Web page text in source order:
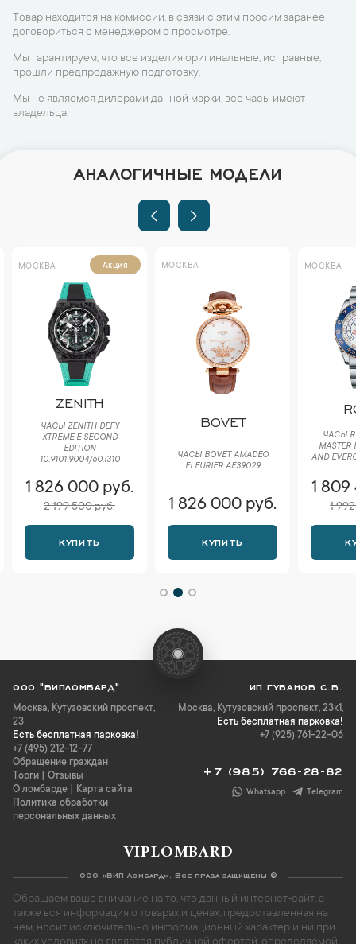
Товар находится на комиссии, в связи с этим просим заранее
договориться с менеджером о просмотре.
Мы гарантируем, что все изделия оригинальные, исправные,
прошли предпродажную подготовку.
Мы не являемся дилерами данной марки, все часы имеют
владельца.
АНАЛОГИЧНЫЕ МОДЕЛИ
МОСКВА Акция
ZENITH
ЧАСЫ ZENITH DEFY
XTREME E SECOND
EDITION
10.9101.9004/60.I310
1 826 000 руб.
2 199 500 руб.
КУПИТЬ
МОСКВА
BOVET
ЧАСЫ BOVET AMADEO
FLEURIER AF39029
1 826 000 руб.
КУПИТЬ
МОСКВА
ЧАСЫ
MASTER
AND
1
1
ООО "ВИПЛОМБАРД"
Москва, Кутузовский проспект,
23
Есть бесплатная парковка!
+7 (495) 212-12-77
Обращение граждан
Торги
Отзывы
О ломбарде
Карта сайта
Политика обработки
персональных данных
ИП ГУБАНОВ С.В.
Москва, Кутузовский проспект, 23к1,
Есть бесплатная парковка!
+7 (925) 761-22-06
+7 (985) 766-28-82
Whatsapp Telegram
VIPLOMBARD
ООО «ВИП Ломбард». Все права защищены ©
Обращаем ваше внимание на то, что данный интернет-сайт, а
также вся информация о товарах и ценах, предоставленная на
нём, носит исключительно информационный характер и ни при